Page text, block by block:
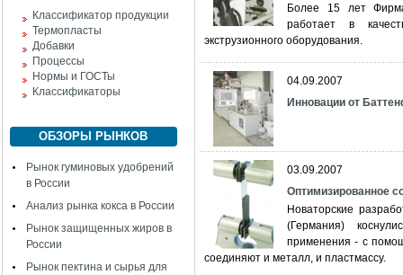
Классификатор продукции
Термопласты
Добавки
Процессы
Нормы и ГОСТы
Классификаторы
ОБЗОРЫ РЫНКОВ
Рынок гуминовых удобрений
в России
Анализ рынка кокса в России
Рынок защищенных жиров в
России
Рынок пектина и сырья для
Более 15 лет
работает в
экструзионного оборудования.
04.09.2007
Инновации от
03.09.2007
Оптимизированное
Новаторские
(Германия)
применения - с
соединяют и металл, и пластмассу.